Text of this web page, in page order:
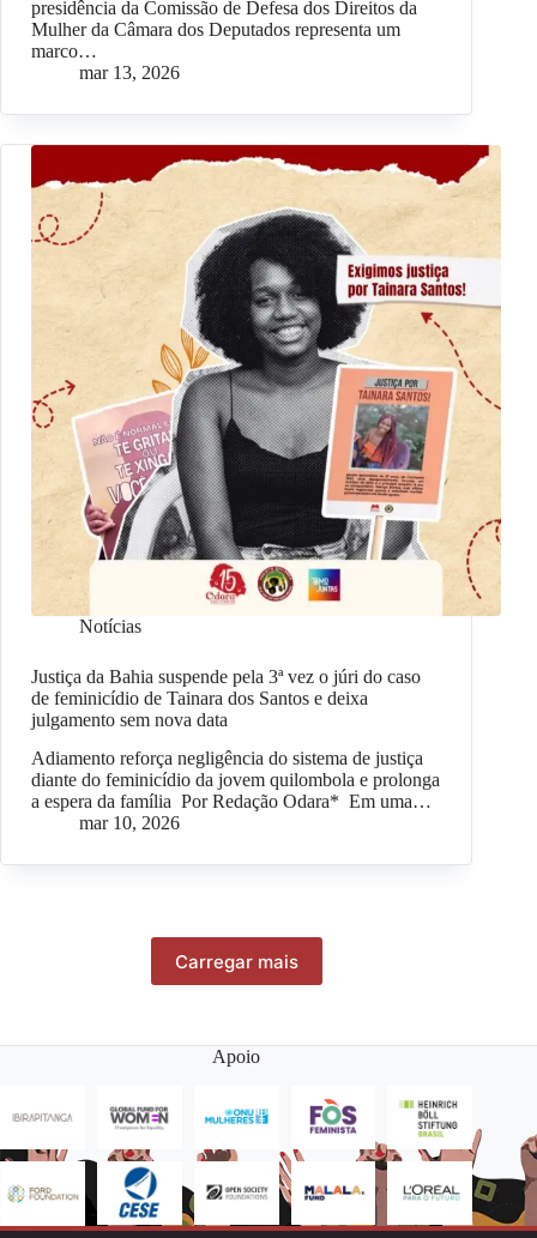
presidência da Comissão de Defesa dos Direitos da
Mulher da Câmara dos Deputados representa um
marco…
mar 13, 2026
Notícias
Justiça da Bahia suspende pela 3ª vez o júri do caso
de feminicídio de Tainara dos Santos e deixa
julgamento sem nova data
Adiamento reforça negligência do sistema de justiça
diante do feminicídio da jovem quilombola e prolonga
a espera da família Por Redação Odara* Em uma…
mar 10, 2026
Carregar mais
Apoio